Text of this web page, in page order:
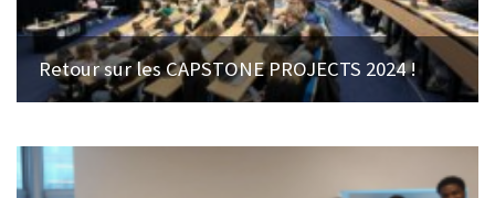
Retour sur les CAPSTONE PROJECTS 2024 !